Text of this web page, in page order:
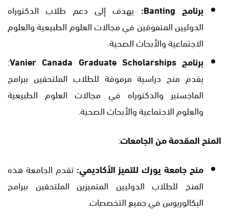
برنامج Banting:
يهدف إلى دعم طلاب الدكتوراه
الدوليين المتفوقين في مجالات العلوم الطبيعية والعلوم
الاجتماعية والأبحاث الصحية.
برنامج Vanier Canada Graduate Scholarships
:
يقدم منح دراسية مرموقة للطلاب الملتحقين ببرامج
الماجستير والدكتوراه في مجالات العلوم الطبيعية
والعلوم الاجتماعية والأبحاث الصحية.
المنح المقدمة من الجامعات:
منح جامعة يورك للتميز الأكاديمي: تقدم الجامعة هذه
المنح للطلاب الدوليين المتميزين الملتحقين ببرامج
البكالوريوس في جميع التخصصات.